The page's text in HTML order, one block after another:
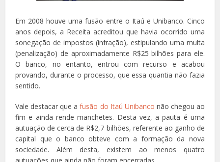
Em 2008 houve uma fusão entre o Itaú e Unibanco. Cinco
anos depois, a Receita acreditou que havia ocorrido uma
sonegação de impostos (infração), estipulando uma multa
(penalização) de aproximadamente R$25 bilhões para ele.
O banco, no entanto, entrou com recurso e acabou
provando, durante o processo, que essa quantia não fazia
sentido.
Vale destacar que afusão do Itaú Unibanco não chegou ao
fim e ainda rende manchetes. Desta vez, a pauta é uma
autuação de cerca de R$2,7 bilhões, referente ao ganho de
capital que o banco obteve com a formação da nova
sociedade. Além desta, existem ao menos quatro